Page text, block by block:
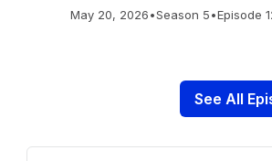
May 20, 2026•Season 5•Episode
See All